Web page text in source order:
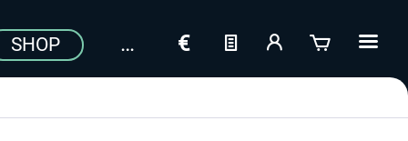
SHOP